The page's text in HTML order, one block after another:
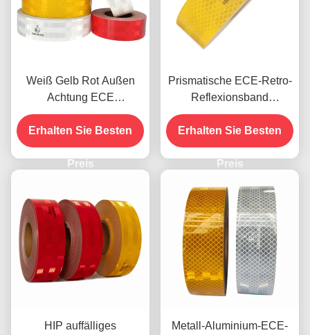
Weiß Gelb Rot Außen
Achtung ECE
Reflektierendes
Klebeband für Anhänger
Erhalten Sie Besten
Preis
Prismatische ECE-Retro-
Reflexionsband
Druckfähige hohe
Intensität
Erhalten Sie Besten
Preis
HIP auffälliges
Metall-Aluminium-ECE-